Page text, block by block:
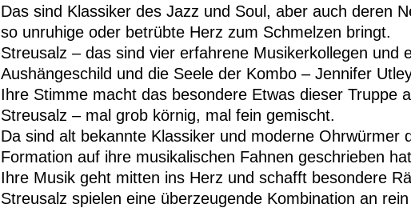
Das sind Klassiker des Jazz und Soul, aber auch deren
so unruhige oder betrübte Herz zum Schmelzen bringt.
Streusalz – das sind vier erfahrene Musikerkollegen und
Aushängeschild und die Seele der Kombo – Jennifer
Ihre Stimme macht das besondere Etwas dieser Truppe
Streusalz – mal grob körnig, mal fein gemischt.
Da sind alt bekannte Klassiker und moderne
Formation auf ihre musikalischen Fahnen geschrieben
Ihre Musik geht mitten ins Herz und schafft besondere
Streusalz spielen eine überzeugende Kombination an